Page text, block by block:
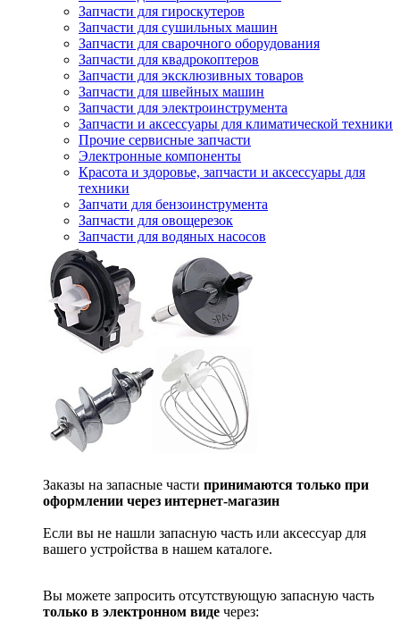
Запчасти для гироскутеров
Запчасти для сушильных машин
Запчасти для сварочного оборудования
Запчасти для квадрокоптеров
Запчасти для эксклюзивных товаров
Запчасти для швейных машин
Запчасти для электроинструмента
Запчасти и аксессуары для климатической техники
Прочие сервисные запчасти
Электронные компоненты
Красота и здоровье, запчасти и аксессуары для
техники
Запчати для бензоинструмента
Запчасти для овощерезок
Запчасти для водяных насосов
Заказы на запасные части принимаются только при
оформлении через интернет-магазин
Если вы не нашли запасную часть или аксессуар для
вашего устройства в нашем каталоге.
Вы можете запросить отсутствующую запасную часть
только в электронном виде через: